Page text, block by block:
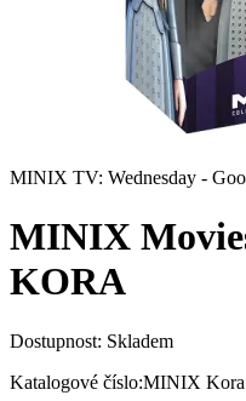
MINIX TV: Wednesday -
MINIX
KORA
Dostupnost: Skladem
Katalogové číslo:MINIX Kora